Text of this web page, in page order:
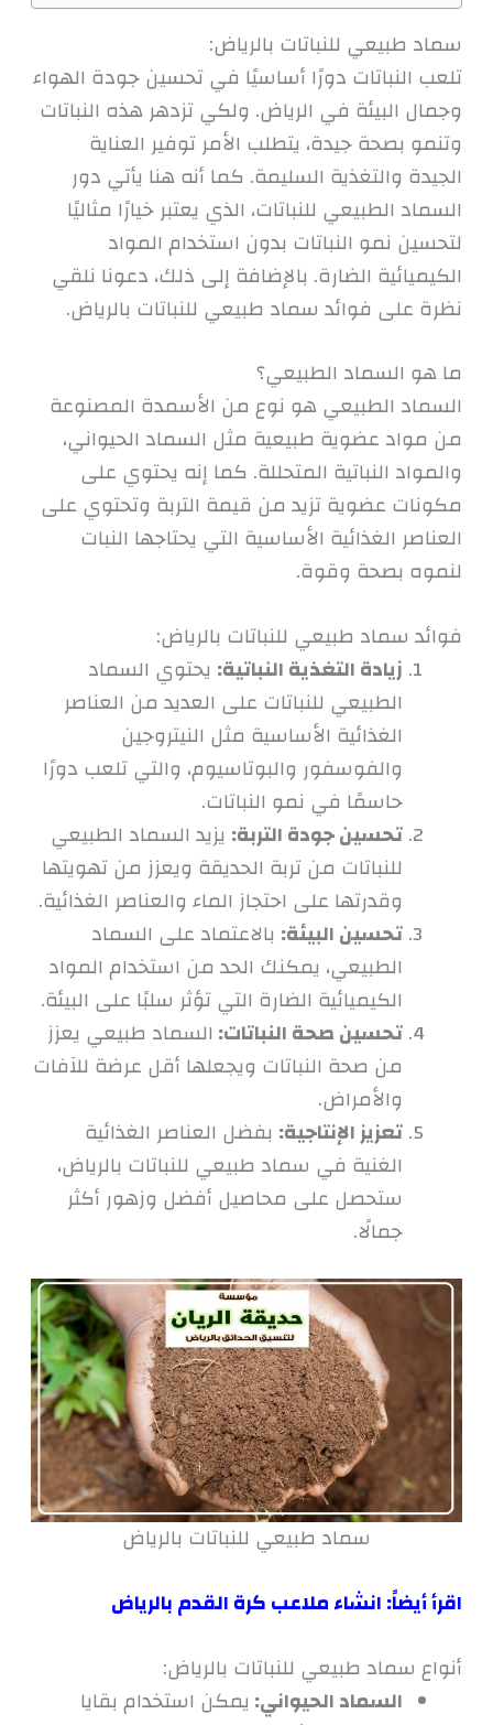
سماد طبيعي للنباتات بالرياض:
تلعب النباتات دورًا أساسيًا في تحسين جودة الهواء
وجمال البيئة في الرياض. ولكي تزدهر هذه النباتات
وتنمو بصحة جيدة، يتطلب الأمر توفير العناية
الجيدة والتغذية السليمة. كما أنه هنا يأتي دور
السماد الطبيعي للنباتات، الذي يعتبر خيارًا مثاليًا
لتحسين نمو النباتات بدون استخدام المواد
الكيميائية الضارة. بالإضافة إلى ذلك، دعونا نلقي
نظرة على فوائد سماد طبيعي للنباتات بالرياض.
ما هو السماد الطبيعي؟
السماد الطبيعي هو نوع من الأسمدة المصنوعة
من مواد عضوية طبيعية مثل السماد الحيواني،
والمواد النباتية المتحللة. كما إنه يحتوي على
مكونات عضوية تزيد من قيمة التربة وتحتوي على
العناصر الغذائية الأساسية التي يحتاجها النبات
لنموه بصحة وقوة.
فوائد سماد طبيعي للنباتات بالرياض:
زيادة التغذية النباتية: يحتوي السماد
الطبيعي للنباتات على العديد من العناصر
الغذائية الأساسية مثل النيتروجين
والفوسفور والبوتاسيوم، والتي تلعب دورًا
حاسمًا في نمو النباتات.
تحسين جودة التربة: يزيد السماد الطبيعي
للنباتات من تربة الحديقة ويعزز من تهويتها
وقدرتها على احتجاز الماء والعناصر الغذائية.
تحسين البيئة: بالاعتماد على السماد
الطبيعي، يمكنك الحد من استخدام المواد
الكيميائية الضارة التي تؤثر سلبًا على البيئة.
تحسين صحة النباتات: السماد طبيعي يعزز
من صحة النباتات ويجعلها أقل عرضة للآفات
والأمراض.
تعزيز الإنتاجية: بفضل العناصر الغذائية
الغنية في سماد طبيعي للنباتات بالرياض،
ستحصل على محاصيل أفضل وزهور أكثر
جمالًا.
سماد طبيعي للنباتات بالرياض
اقرأ أيضاً:انشاء ملاعب كرة القدم بالرياض
أنواع سماد طبيعي للنباتات بالرياض:
السماد الحيواني: يمكن استخدام بقايا